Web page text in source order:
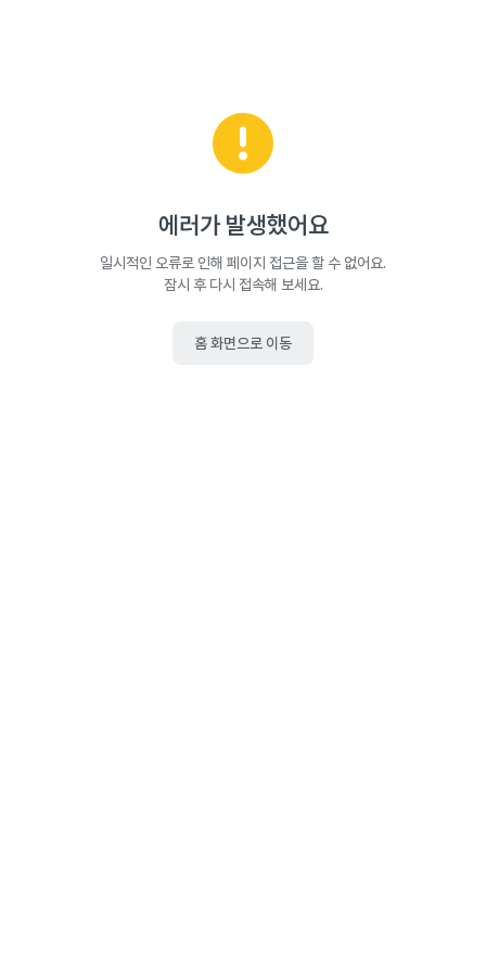
에러가 발생했어요
일시적인 오류로 인해 페이지 접근을 할 수 없어요.
잠시 후 다시 접속해 보세요.
홈 화면으로 이동